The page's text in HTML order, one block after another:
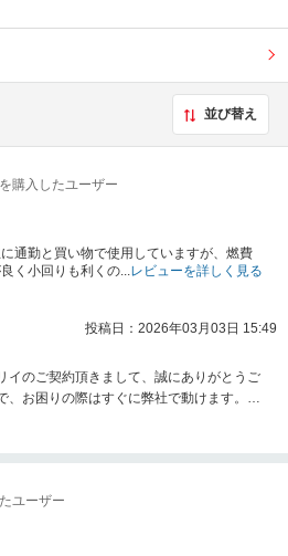
並び替え
を購入したユーザー
通勤と買い物で使用していますが、燃費
く小回りも利くの...レビューを詳しく見る
投稿日：2026年03月03日 15:49
イのご契約頂きまして、誠にありがとうご
、お困りの際はすぐに弊社で動けます。今
ユーザー